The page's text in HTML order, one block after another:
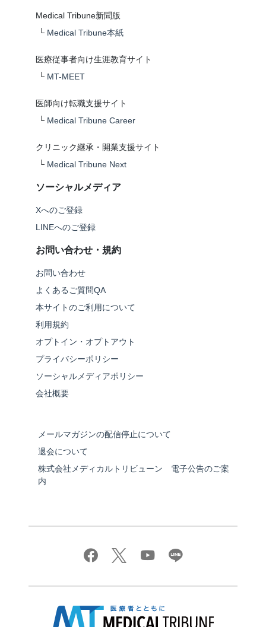
Medical Tribune新聞版
└ Medical Tribune本紙
医療従事者向け生涯教育サイト
└ MT-MEET
医師向け転職支援サイト
└ Medical Tribune Career
クリニック継承・開業支援サイト
└ Medical Tribune Next
ソーシャルメディア
Xへのご登録
LINEへのご登録
お問い合わせ・規約
お問い合わせ
よくあるご質問QA
本サイトのご利用について
利用規約
オプトイン・オプトアウト
プライバシーポリシー
ソーシャルメディアポリシー
会社概要
メールマガジンの配信停止について
退会について
株式会社メディカルトリビューン 電子公告のご案
内